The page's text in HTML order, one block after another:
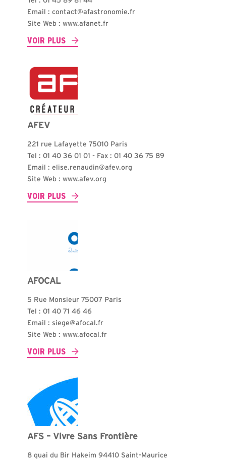
Email : contact@afastronomie.fr
Site Web : www.afanet.fr
VOIR PLUS
AFEV
221 rue Lafayette 75010 Paris
Tel : 01 40 36 01 01 - Fax : 01 40 36 75 89
Email : elise.renaudin@afev.org
Site Web : www.afev.org
VOIR PLUS
AFOCAL
5 Rue Monsieur 75007 Paris
Tel : 01 40 71 46 46
Email : siege@afocal.fr
Site Web : www.afocal.fr
VOIR PLUS
AFS – Vivre Sans Frontière
8 quai du Bir Hakeim 94410 Saint-Maurice